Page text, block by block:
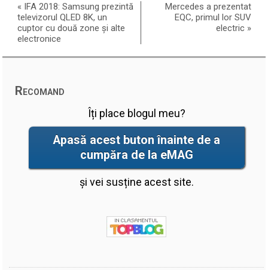
« IFA 2018: Samsung prezintă
televizorul QLED 8K, un
cuptor cu două zone și alte
electronice
Mercedes a prezentat
EQC, primul lor SUV
electric »
Recomand
Îți place blogul meu?
Apasă acest buton înainte de a
cumpăra de la eMAG
și vei susține acest site.